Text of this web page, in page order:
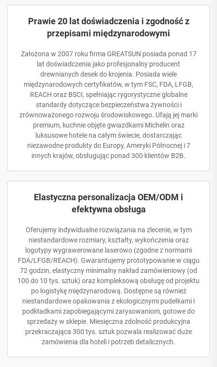
Prawie 20 lat doświadczenia i zgodność z
przepisami międzynarodowymi
Założona w 2007 roku firma GREATSUN posiada ponad 17
lat doświadczenia jako profesjonalny producent
drewnianych desek do krojenia. Posiada wiele
międzynarodowych certyfikatów, w tym FSC, FDA, LFGB,
REACH oraz BSCI, spełniając rygorystyczne globalne
standardy dotyczące bezpieczeństwa żywności i
zrównoważonego rozwoju środowiskowego. Ufają jej marki
premium, kuchnie objęte gwiazdkami Michelin oraz
luksusowe hotele na całym świecie, dostarczając
niezawodne produkty do Europy, Ameryki Północnej i 7
innych krajów, obsługując ponad 300 klientów B2B.
Elastyczna personalizacja OEM/ODM i
efektywna obsługa
Oferujemy indywidualne rozwiązania na zlecenie, w tym
niestandardowe rozmiary, kształty, wykończenia oraz
logotypy wygrawerowane laserowo (zgodne z normami
FDA/LFGB/REACH). Gwarantujemy prototypowanie w ciągu
72 godzin, elastyczny minimalny nakład zamówieniowy (od
100 do 10 tys. sztuk) oraz kompleksową obsługę od projektu
po logistykę międzynarodową. Dostępne są również
niestandardowe opakowania z ekologicznymi pudełkami i
podkładkami zapobiegającymi zarysowaniom, gotowe do
sprzedaży w sklepie. Miesięczna zdolność produkcyjna
przekraczająca 300 tys. sztuk pozwala realizować duże
zamówienia dla hoteli i potrzeb detalicznych.